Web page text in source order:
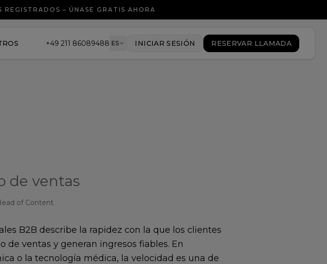
– ÚNASE GRATIS AHORA
+49 211 86089488 ES INICIAR SESIÓN RESERVAR LLAMADA
de ventas
of Content
B2B describe la rapidez con la que los clientes
de ventas y generan ingresos fiables. En
o la tecnología médica, la velocidad es una de